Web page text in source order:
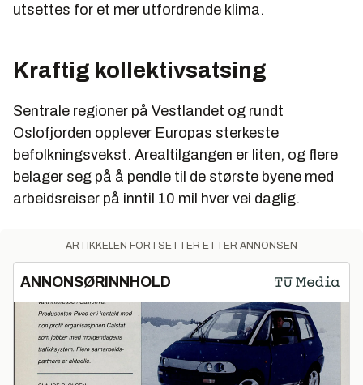
utsettes for et mer utfordrende klima.
Kraftig kollektivsatsing
Sentrale regioner på Vestlandet og rundt
Oslofjorden opplever Europas sterkeste
befolkningsvekst. Arealtilgangen er liten, og flere
belager seg på å pendle til de største byene med
arbeidsreiser på inntil 10 mil hver vei daglig.
ARTIKKELEN FORTSETTER ETTER ANNONSEN
ANNONSØRINNHOLD